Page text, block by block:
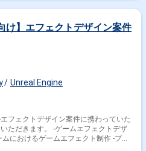
け】エフェクトデザイン案件
Unreal Engine
フェクトデザイン案件に携わっていた
ームエフェクトデザ